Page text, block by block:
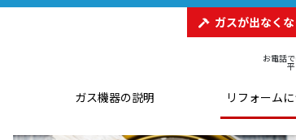
ガスが出なく
お電話
ガス機器の説明 リフォーム